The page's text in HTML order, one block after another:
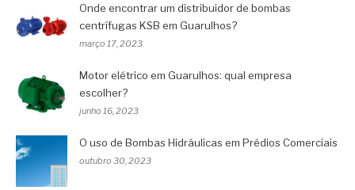
Onde encontrar um distribuidor de bombas
centrífugas KSB em Guarulhos?
março 17, 2023
Motor elétrico em Guarulhos: qual empresa
escolher?
junho 16, 2023
O uso de Bombas Hidráulicas em Prédios Comerciais
outubro 30, 2023